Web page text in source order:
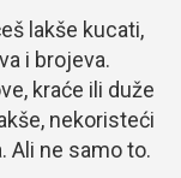
lakše kucati,
i brojeva.
kraće ili duže
nekoristeći
Ali ne samo to.